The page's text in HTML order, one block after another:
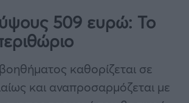
509 ευρώ: Το
καθορίζεται σε
και αναπροσαρμόζεται με